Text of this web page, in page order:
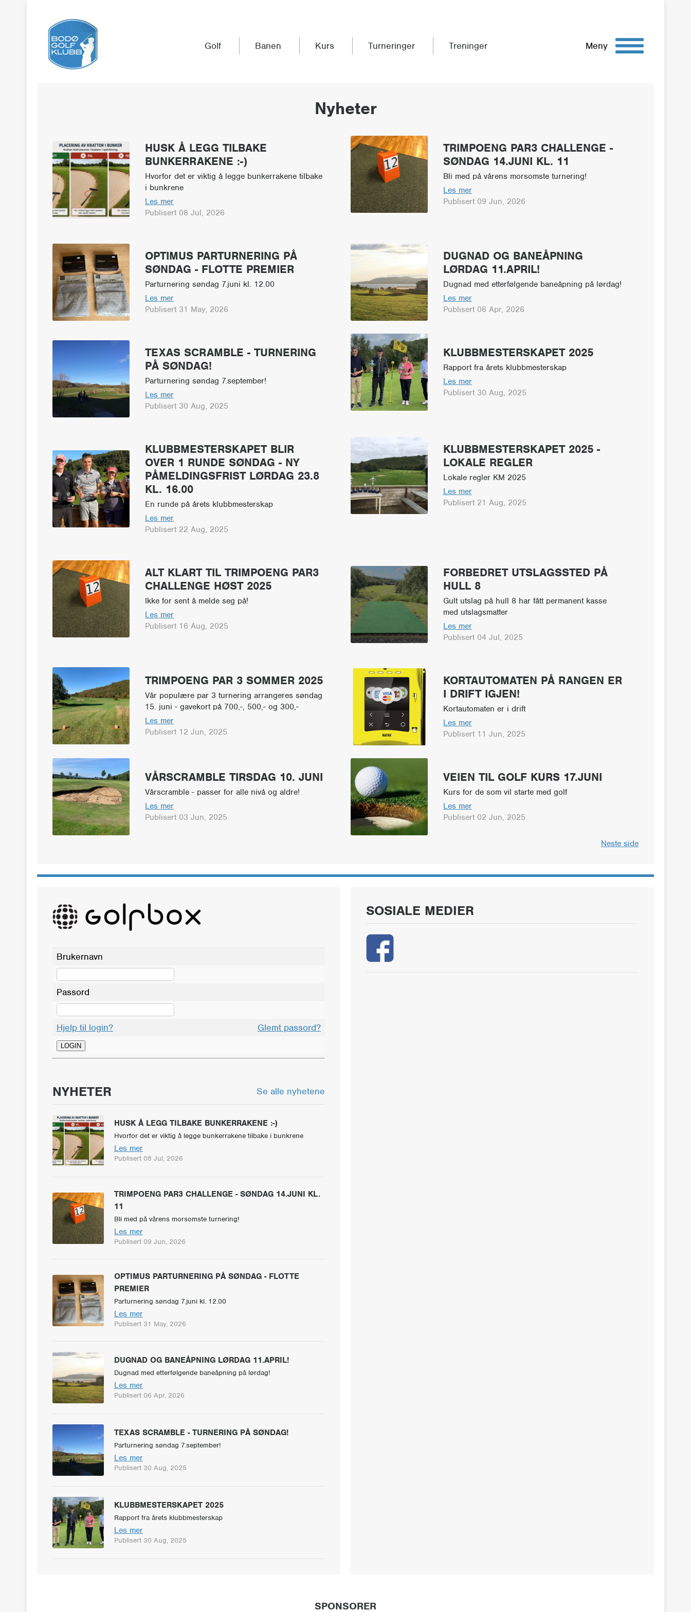
Golf Banen Kurs Turneringer Treninger Meny
Nyheter
HUSK Å LEGG TILBAKE
BUNKERRAKENE :-)
Hvorfor det er viktig å legge bunkerrakene tilbake
i bunkrene
Les mer
Publisert 08 Jul, 2026
TRIMPOENG PAR3 CHALLENGE -
SØNDAG 14.JUNI KL. 11
Bli med på vårens morsomste turnering!
Les mer
Publisert 09 Jun, 2026
OPTIMUS PARTURNERING PÅ
SØNDAG - FLOTTE PREMIER
Parturnering søndag 7.juni kl. 12.00
Les mer
Publisert 31 May, 2026
DUGNAD OG BANEÅPNING
LØRDAG 11.APRIL!
Dugnad med etterfølgende baneåpning på lørdag!
Les mer
Publisert 06 Apr, 2026
TEXAS SCRAMBLE - TURNERING
PÅ SØNDAG!
Parturnering søndag 7.september!
Les mer
Publisert 30 Aug, 2025
KLUBBMESTERSKAPET 2025
Rapport fra årets klubbmesterskap
Les mer
Publisert 30 Aug, 2025
KLUBBMESTERSKAPET BLIR
OVER 1 RUNDE SØNDAG - NY
PÅMELDINGSFRIST LØRDAG 23.8
KL. 16.00
En runde på årets klubbmesterskap
Les mer
Publisert 22 Aug, 2025
KLUBBMESTERSKAPET 2025 -
LOKALE REGLER
Lokale regler KM 2025
Les mer
Publisert 21 Aug, 2025
ALT KLART TIL TRIMPOENG PAR3
CHALLENGE HØST 2025
Ikke for sent å melde seg på!
Les mer
Publisert 16 Aug, 2025
FORBEDRET UTSLAGSSTED PÅ
HULL 8
Gult utslag på hull 8 har fått permanent kasse
med utslagsmatter
Les mer
Publisert 04 Jul, 2025
TRIMPOENG PAR 3 SOMMER 2025
Vår populære par 3 turnering arrangeres søndag
15. juni - gavekort på 700,-, 500,- og 300,-
Les mer
Publisert 12 Jun, 2025
KORTAUTOMATEN PÅ RANGEN ER
I DRIFT IGJEN!
Kortautomaten er i drift
Les mer
Publisert 11 Jun, 2025
VÅRSCRAMBLE TIRSDAG 10. JUNI
Vårscramble - passer for alle nivå og aldre!
Les mer
Publisert 03 Jun, 2025
VEIEN TIL GOLF KURS 17.JUNI
Kurs for de som vil starte med golf
Les mer
Publisert 02 Jun, 2025
Neste side
Brukernavn
Passord
Hjelp til login? Glemt passord?
NYHETER Se alle nyhetene
HUSK Å LEGG TILBAKE BUNKERRAKENE :-)
Hvorfor det er viktig å legge bunkerrakene tilbake i bunkrene
Les mer
Publisert 08 Jul, 2026
TRIMPOENG PAR3 CHALLENGE - SØNDAG 14.JUNI KL.
11
Bli med på vårens morsomste turnering!
Les mer
Publisert 09 Jun, 2026
OPTIMUS PARTURNERING PÅ SØNDAG - FLOTTE
PREMIER
Parturnering søndag 7.juni kl. 12.00
Les mer
Publisert 31 May, 2026
DUGNAD OG BANEÅPNING LØRDAG 11.APRIL!
Dugnad med etterfølgende baneåpning på lørdag!
Les mer
Publisert 06 Apr, 2026
TEXAS SCRAMBLE - TURNERING PÅ SØNDAG!
Parturnering søndag 7.september!
Les mer
Publisert 30 Aug, 2025
KLUBBMESTERSKAPET 2025
Rapport fra årets klubbmesterskap
Les mer
Publisert 30 Aug, 2025
SOSIALE MEDIER
SPONSORER